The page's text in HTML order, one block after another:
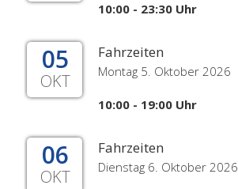
10:00 - 23:30 Uhr
05
OKT
Fahrzeiten
Montag 5. Oktober 2026
10:00 - 19:00 Uhr
06
OKT
Fahrzeiten
Dienstag 6. Oktober 2026